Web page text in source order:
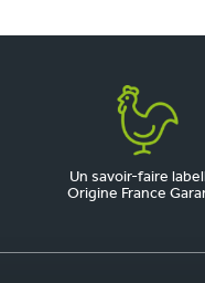
Un savoir-faire
Origine France